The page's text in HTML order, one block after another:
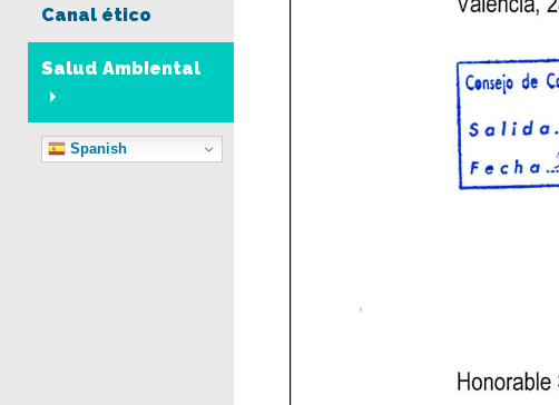
Canal ético
Salud Ambiental
Spanish